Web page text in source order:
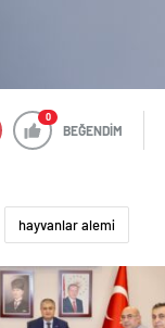
0
BEĞENDİM
hayvanlar alemi